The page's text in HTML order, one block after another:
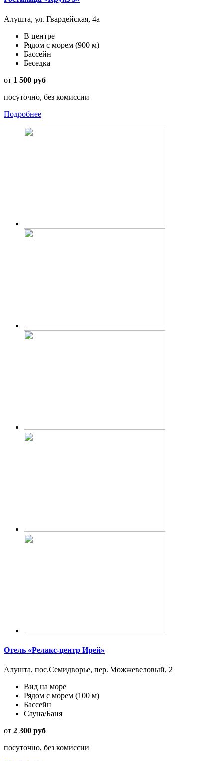
Алушта, ул. Гвардейская, 4а
В центре
Рядом с морем (900 м)
Бассейн
Беседка
от 1 500 руб
посуточно, без комиссии
Подробнее
Отель «Релакс-центр Ирей»
Алушта, пос.Семидворье, пер. Можжевеловый, 2
Вид на море
Рядом с морем (100 м)
Бассейн
Сауна/Баня
от 2 300 руб
посуточно, без комиссии